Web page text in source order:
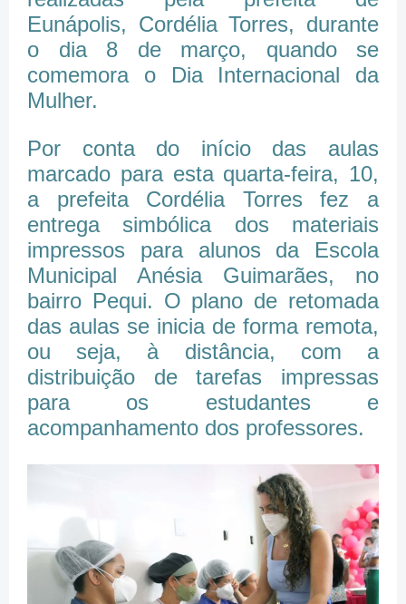
Eunápolis, Cordélia Torres, durante
o dia 8 de março, quando se
comemora o Dia Internacional da
Mulher.
Por conta do início das aulas
marcado para esta quarta-feira, 10,
a prefeita Cordélia Torres fez a
entrega simbólica dos materiais
impressos para alunos da Escola
Municipal Anésia Guimarães, no
bairro Pequi. O plano de retomada
das aulas se inicia de forma remota,
ou seja, à distância, com a
distribuição de tarefas impressas
para os estudantes e
acompanhamento dos professores.